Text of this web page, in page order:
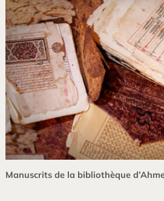
Manuscrits de la bibliothèque